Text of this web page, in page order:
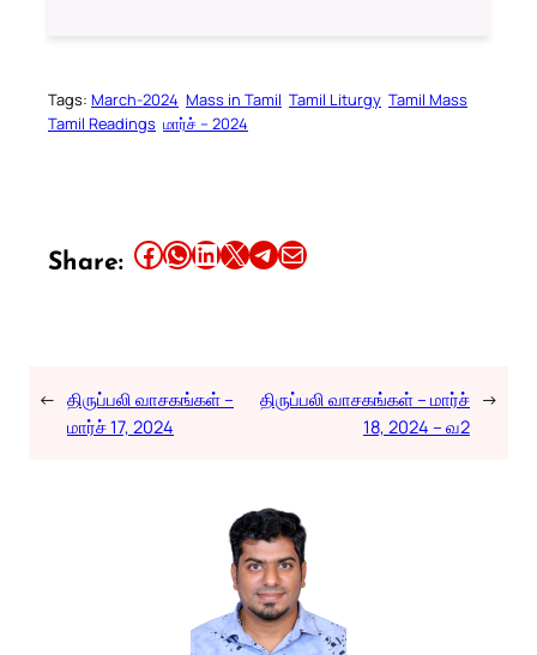
Tags: March-2024 Mass in Tamil Tamil Liturgy Tamil Mass
Tamil Readings மார்ச் – 2024
Share: Share this article on Facebook Share this article on WhatsApp Share this article on LinkedIn Share this article on X Share this article on TelegramEmail this Article
← திருப்பலி வாசகங்கள் –
மார்ச் 17, 2024
திருப்பலி வாசகங்கள் – மார்ச்
18, 2024 – வ2
→